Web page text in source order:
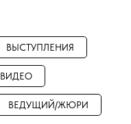
ВЫСТУПЛЕНИЯ
ВИДЕО
ВЕДУЩИЙ/ЖЮРИ